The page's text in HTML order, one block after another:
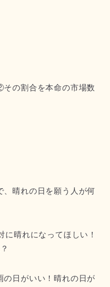
の割合を本命の市場数
、晴れの日を願う人が何
に晴れになってほしい！
の日がいい！晴れの日が